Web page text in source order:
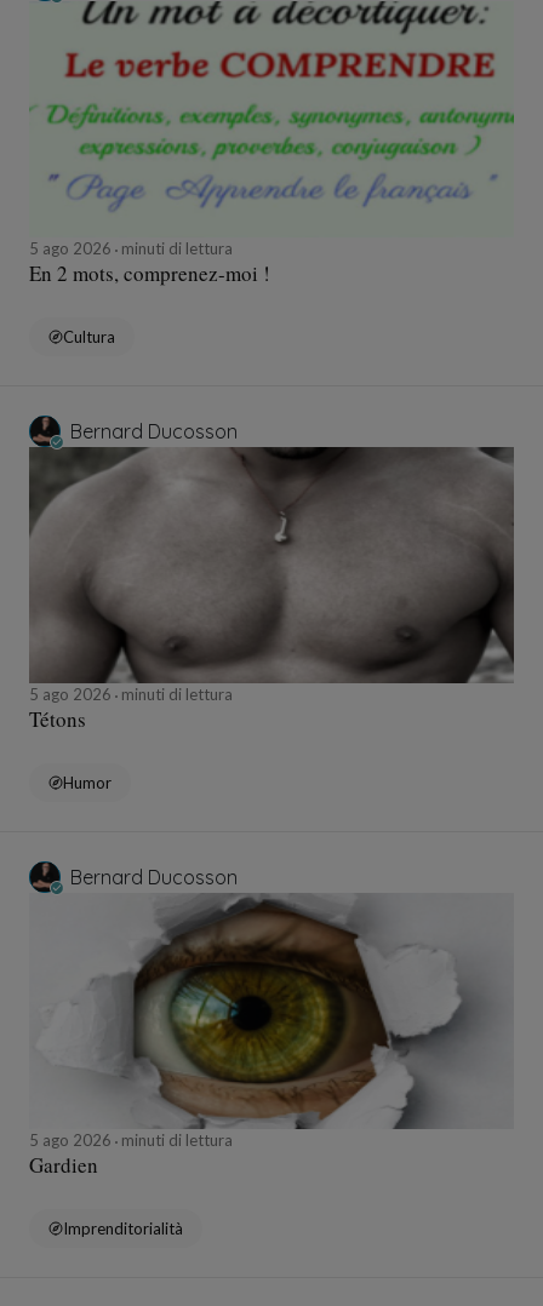
5 ago 2026 minuti di lettura
En 2 mots, comprenez-moi !
Cultura
Bernard Ducosson
5 ago 2026 minuti di lettura
Tétons
Humor
Bernard Ducosson
5 ago 2026 minuti di lettura
Gardien
Imprenditorialità